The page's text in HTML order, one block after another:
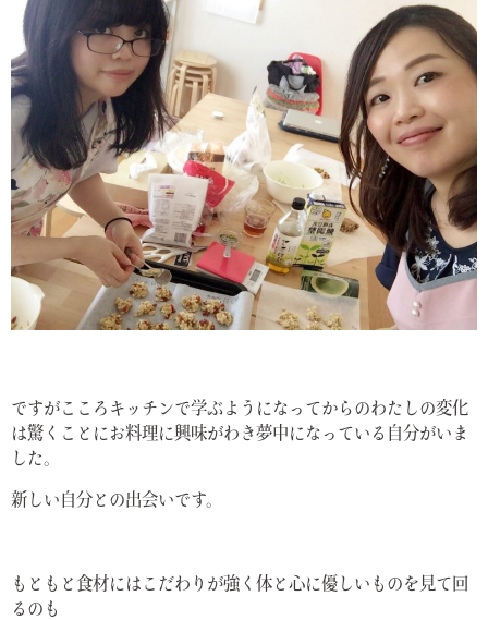
ですがこころキッチンで学ぶようになってからのわたしの変化
は驚くことにお料理に興味がわき夢中になっている自分がいま
した。
新しい自分との出会いです。
もともと食材にはこだわりが強く体と心に優しいものを見て回
るのも